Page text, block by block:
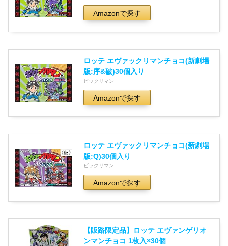
Amazonで探す
ロッテ エヴァックリマンチョコ(新劇場
版:序&破)30個入り
ビックリマン
Amazonで探す
ロッテ エヴァックリマンチョコ(新劇場
版:Q)30個入り
ビックリマン
Amazonで探す
【販路限定品】ロッテ エヴァンゲリオ
ンマンチョコ 1枚入×30個